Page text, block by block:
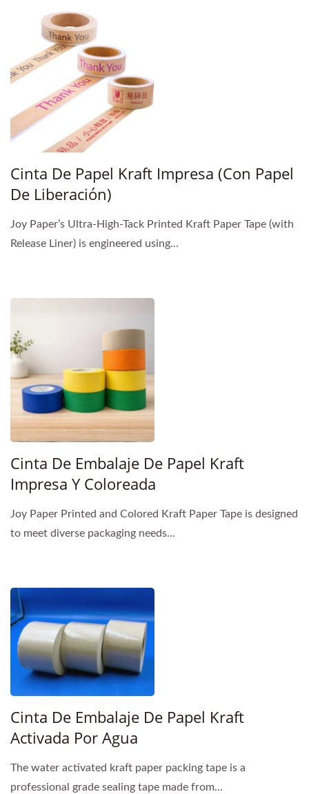
Cinta De Papel Kraft Impresa (con Papel
De Liberación)
Joy Paper’s Ultra-High-Tack Printed Kraft Paper Tape (with
Release Liner) is engineered using...
Cinta De Embalaje De Papel Kraft
Impresa Y Coloreada
Joy Paper Printed and Colored Kraft Paper Tape is designed
to meet diverse packaging needs...
Cinta De Embalaje De Papel Kraft
Activada Por Agua
The water activated kraft paper packing tape is a
professional grade sealing tape made from...